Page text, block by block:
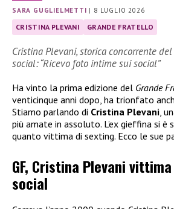
SARA GUGLIELMETTI | 8 LUGLIO 2026
CRISTINA PLEVANI GRANDE FRATELLO
Cristina Plevani, storica concorrente
social: “Ricevo foto intime sui social”
Ha vinto la prima edizione del Grande
venticinque anni dopo, ha trionfato
Stiamo parlando di Cristina Plevani ,
più amate in assoluto. L’ex gieffina si è
quanto vittima di sexting. Ecco le sue
GF, Cristina Plevani
social